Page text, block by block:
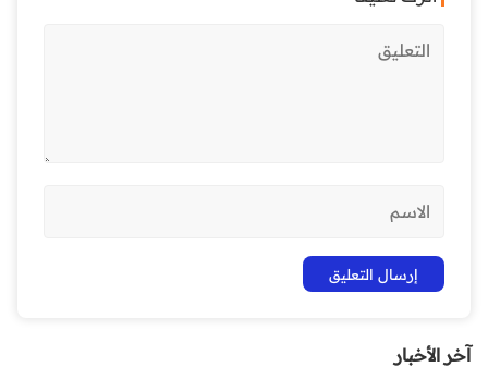
آخر الأخبار